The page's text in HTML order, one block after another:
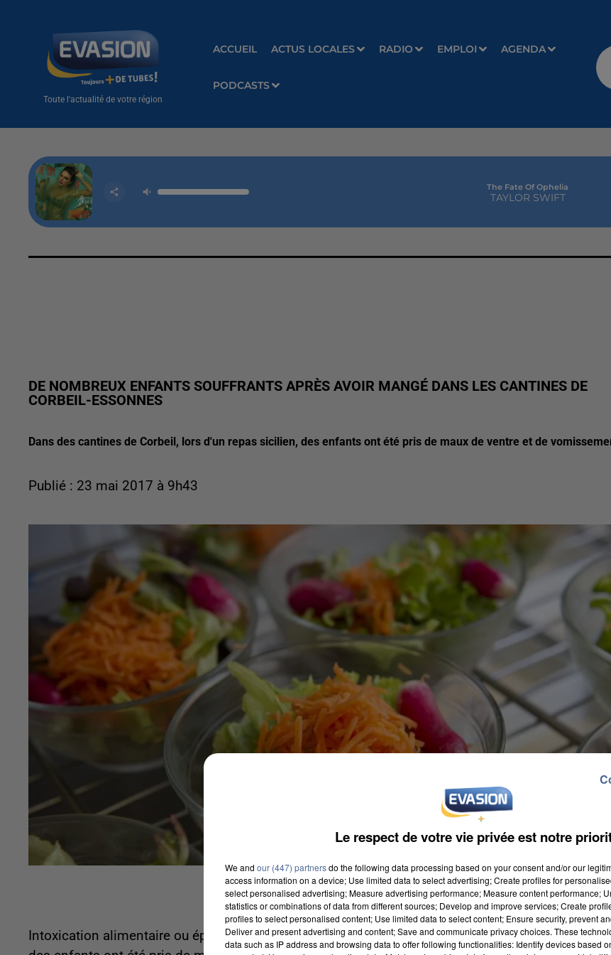
Toute l'actualité de votre région
ACCUEIL ACTUS LOCALES RADIO EMPLOI AGENDA
PODCASTS
The Fate Of Ophelia
TAYLOR SWIFT
DE NOMBREUX ENFANTS SOUFFRANTS APRÈS AVOIR MANGÉ DANS LES CANTINES DE
CORBEIL-ESSONNES
Dans des cantines de Corbeil, lors d'un repas sicilien, des enfants ont été pris de maux de ventre et de
Publié : 23 mai 2017 à 9h43
Intoxication alimentaire ou épidémie de gastro ? Dans des cantines de Corbeil, lors d'un repas
Le respect de votre vie privée est notre
We and our (447) partnersdo the following data processing based on your consent and/or our
access information on a device; Use limited data to select advertising; Create profiles for
select personalised advertising; Measure advertising performance; Measure content performance;
statistics or combinations of data from different sources; Develop and improve services; Create
profiles to select personalised content; Use limited data to select content; Ensure security, prevent
Deliver and present advertising and content; Save and communicate privacy choices. These
data such as IP address and browsing data to offer following functionalities: Identify devices based